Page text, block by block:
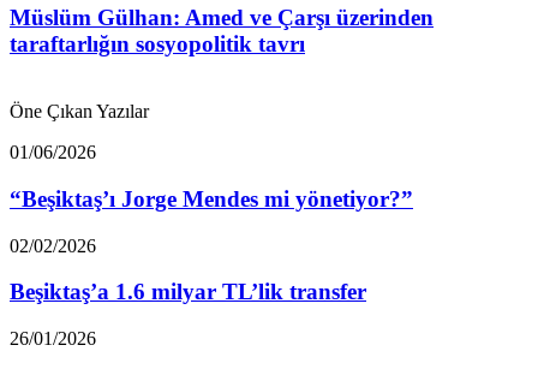
Amed
ve
Çarşı
taraftarlığın
sosyopolitik
tavrı
Müslüm Gülhan: Amed ve Çarşı üzerinden
taraftarlığın sosyopolitik tavrı
Öne Çıkan Yazılar
“Beşiktaş’ı
Mendes
mi
yönetiyor?”
01/06/2026
“Beşiktaş’ı Jorge Mendes mi yönetiyor?”
Beşiktaş’a
milyar
TL’lik
transfer
02/02/2026
Beşiktaş’a 1.6 milyar TL’lik transfer
Beşiktaş’ın
26/01/2026